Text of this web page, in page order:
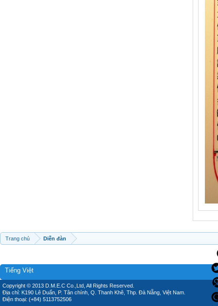
Trang chủ Diễn đàn
Tiếng Việt
Copyright © 2013 D.M.E.C Co.,Ltd, All Rights Reserved.
Địa chỉ: K190 Lê Duẩn, P. Tân chính, Q. Thanh Khê, Thp. Đà Nẵng, Việt Nam.
Điện thoại: (+84) 5113752506